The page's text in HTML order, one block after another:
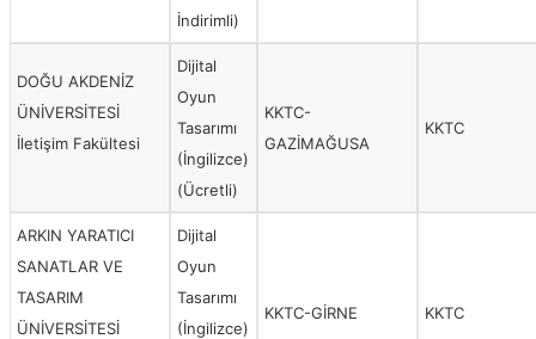
İndirimli)
DOĞU AKDENİZ
ÜNİVERSİTESİ
İletişim Fakültesi
Dijital
Oyun
Tasarımı
(İngilizce)
(Ücretli)
KKTC-
GAZİMAĞUSA
KKTC
ARKIN YARATICI
SANATLAR VE
TASARIM
ÜNİVERSİTESİ
Dijital
Oyun
Tasarımı
(İngilizce)
KKTC-GİRNE KKTC